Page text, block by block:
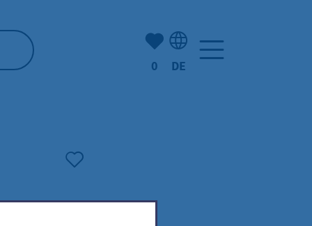
Anzahl der gemerkten
0 DE